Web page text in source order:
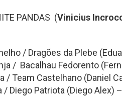
PANDAS (Vinicius
/ Dragões da Plebe
/ Bacalhau Fedorento
/ Team Castelhano (Daniel
/ Diego Patriota (Diego Alex)